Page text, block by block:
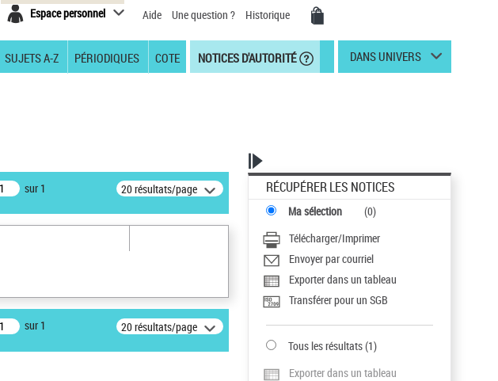
Espace personnel Aide Une question ? Historique
SUJETS A-Z PÉRIODIQUES COTE NOTICES D'AUTORITÉ DANS UNIVERS
sur 1 20 résultats/page
sur 1 20 résultats/page
RÉCUPÉRER LES NOTICES
Ma sélection (0)
Télécharger/Imprimer
Envoyer par courriel
Exporter dans un tableau
Transférer pour un SGB
Tous les résultats(1)
Exporter dans un tableau